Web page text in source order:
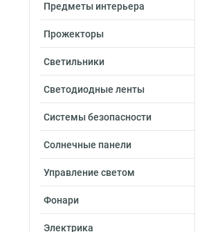
Предметы интерьера
Прожекторы
Светильники
Светодиодные ленты
Системы безопасности
Солнечные панели
Управление светом
Фонари
Электрика